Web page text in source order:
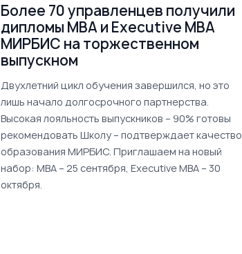
Более 70 управленцев получили
дипломы MBA и Executive MBA
МИРБИС на торжественном
выпускном
Двухлетний цикл обучения завершился, но это
лишь начало долгосрочного партнерства.
Высокая лояльность выпускников – 90% готовы
рекомендовать Школу – подтверждает качество
образования МИРБИС. Приглашаем на новый
набор: MBA – 25 сентября, Executive MBA – 30
октября.